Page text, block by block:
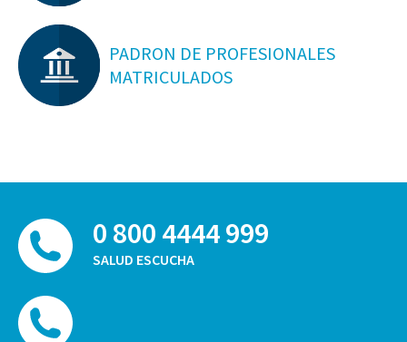
PADRON DE PROFESIONALES
MATRICULADOS
0 800 4444 999
SALUD ESCUCHA